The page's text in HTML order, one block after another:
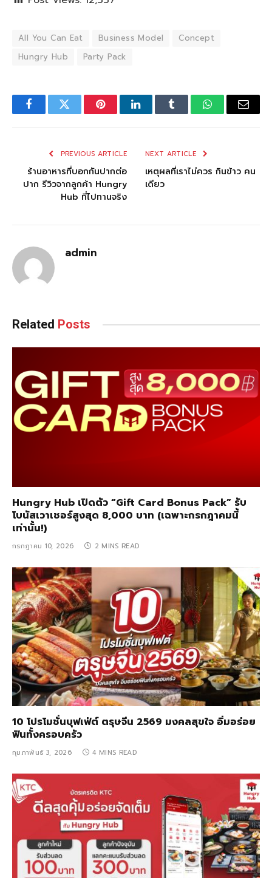
All You Can Eat Business Model
Concept
Hungry Hub
Party Pack
FacebookTwitter PinterestLinkedInTumblr WhatsAppEmail
PREVIOUS ARTICLE
ร้านอาหารที่บอกกันปากต่อ
ปาก รีวิวจากลูกค้า Hungry
Hub ที่ไปทานจริง
NEXT ARTICLE
เหตุผลที่เราไม่ควร กินข้าว คน
เดียว
admin
Related Posts
Hungry Hub เปิดตัว “Gift Card Bonus Pack” รับ
โบนัสเวาเชอร์สูงสุด 8,000 บาท (เฉพาะกรกฎาคมนี้
เท่านั้น!)
กรกฎาคม 10, 2026 2 MINS READ
10 โปรโมชั่นบุฟเฟ่ต์ ตรุษจีน 2569 มงคลสุขใจ อิ่มอร่อย
ฟินทั้งครอบครัว
กุมภาพันธ์ 3, 2026 4 MINS READ